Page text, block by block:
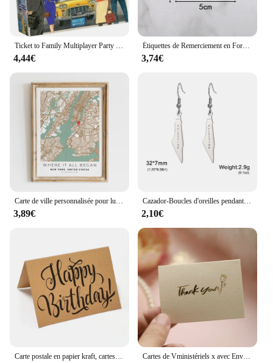
Ticket to Family Multiplayer Party Play Cards, Europe Board, Ticket to Family, Game Collection Toys, Gifts
4,44€
Étiquettes de Remerciement en Forme de Cœur, Rouge, Blanc, Noir, Cartes en Papier, Sacs Cadeaux Attro, Étiquette Suspendue, Fournitures de ixde Mariage, d'Anniversaire et de Noël, 100 Pièces
3,74€
Carte de ville personnalisée pour lui, cadeau de la Saint-Valentin, impressions d'art mural de mariage, affiche de peinture sur toile, gérer le salon
3,89€
Cazador-Boucles d'oreilles pendantes en acier inoxydable pour femmes et filles, bijoux en or, carte pendante, cadeau Leon, vente en gros
2,10€
Carte postale en papier kraft, cartes de joyeux anniversaire, carte de vministériels x vierge, cartes d'invitation d'anniversaire, décoration cadeau, 1 pièce, 5 pièces Cartes de Vministériels x avec Enveloppe, Mini Petit Document localité Clair pour les Affaires, Carte-Cadeau de Remerciement pour la ixdes Mères et les Enseignants, 10 Pièces/Ensemble